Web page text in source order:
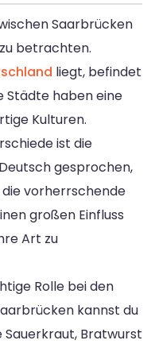
Saarbrücken
betrachten.
liegt, befindet
Städte haben eine
Kulturen.
ist die
gesprochen,
vorherrschende
großen Einfluss
Art zu
Rolle bei den
kannst du
Bratwurst